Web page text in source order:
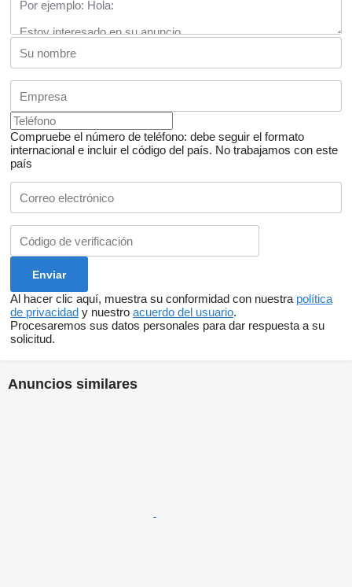
Compruebe el número de teléfono: debe seguir el formato
internacional e incluir el código del país. No trabajamos con este
país
Al hacer clic aquí, muestra su conformidad con nuestra política
de privacidad y nuestro acuerdo del usuario.
Procesaremos sus datos personales para dar respuesta a su
solicitud.
Anuncios similares